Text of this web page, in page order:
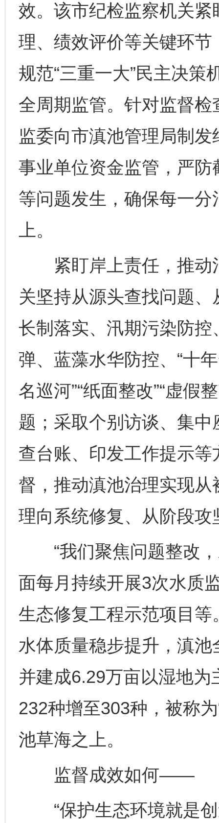
效。该市纪检监察机关
理、绩效评价等关键环
规范“三重一大”民主决策
全周期监管。针对监督
监委向市滇池管理局制
事业单位资金监管，严
等问题发生，确保每一
上。
紧盯岸上责任，推动
关坚持从源头查找问题
长制落实、汛期污染防
弹、蓝藻水华防控、“十
名巡河”“纸面整改”“虚假
题；采取个别访谈、集
查台账、印发工作提示
督，推动滇池治理实现
理向系统修复、从阶段
“我们聚焦问题整改，
面每月持续开展3次水质
生态修复工程示范项目等
水体质量稳步提升，滇
并建成6.29万亩以湿地
232种增至303种，被称
池草海之上。
监督成效如何——
“保护生态环境就是创